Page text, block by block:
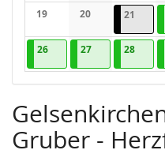
Keine Veranstaltungen
Keine
19
Keine Veranstaltungen
20
Keine
21 1
2626.10.2026
3 Veranstaltungen
2727.10.2026
1 Veranstaltung
282
Gruber -